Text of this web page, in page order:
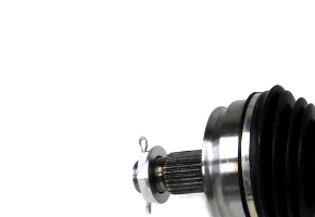
tätningsring
61,4 mm
Längd 2
68 mm
Leddiameter
hjulsida
Leddiameter